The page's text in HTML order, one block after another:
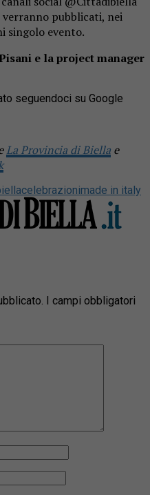
verranno pubblicati, nei
singolo evento.
e la project manager
seguendoci su Google
La Provincia di Biella e
celebrazionimade in italy
I campi obbligatori